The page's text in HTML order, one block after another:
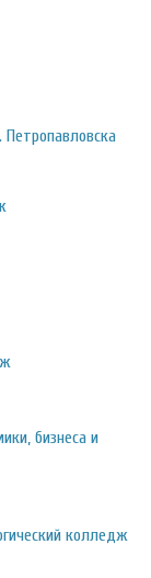
бизнеса и
колледж